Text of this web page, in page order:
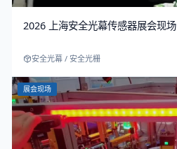
2026 上海安全光幕传感器展会现场
安全光幕 / 安全光栅
展会现场